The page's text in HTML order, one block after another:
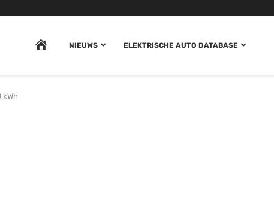
HOMENIEUWS ELEKTRISCHE AUTO DATABASE